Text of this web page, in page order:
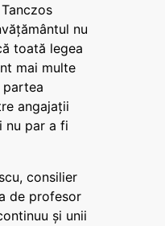
nu
toată legea
mai multe
partea
angajații
nu par a fi
consilier
de profesor
și unii